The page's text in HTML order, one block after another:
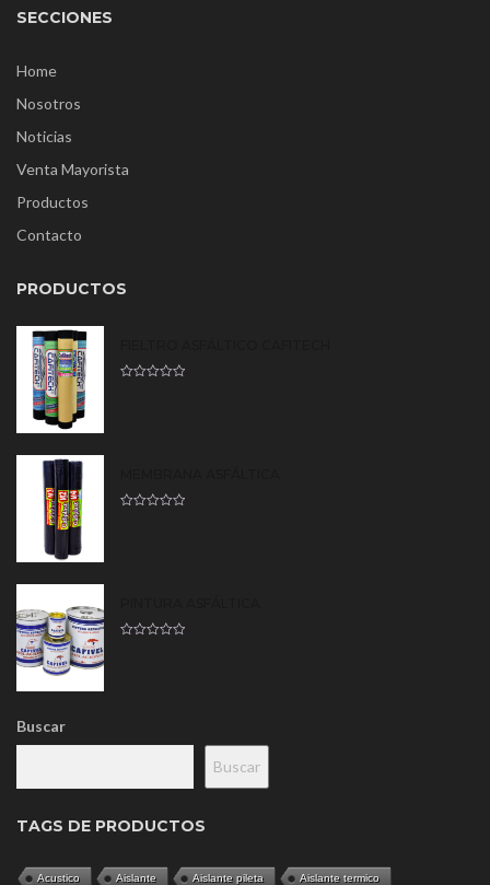
SECCIONES
Home
Nosotros
Noticias
Venta Mayorista
Productos
Contacto
PRODUCTOS
Buscar
Buscar
TAGS DE PRODUCTOS
Acustico Aislante Aislante pileta Aislante termico